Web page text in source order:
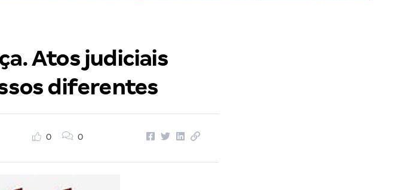
Atos judiciais
diferentes
0 0